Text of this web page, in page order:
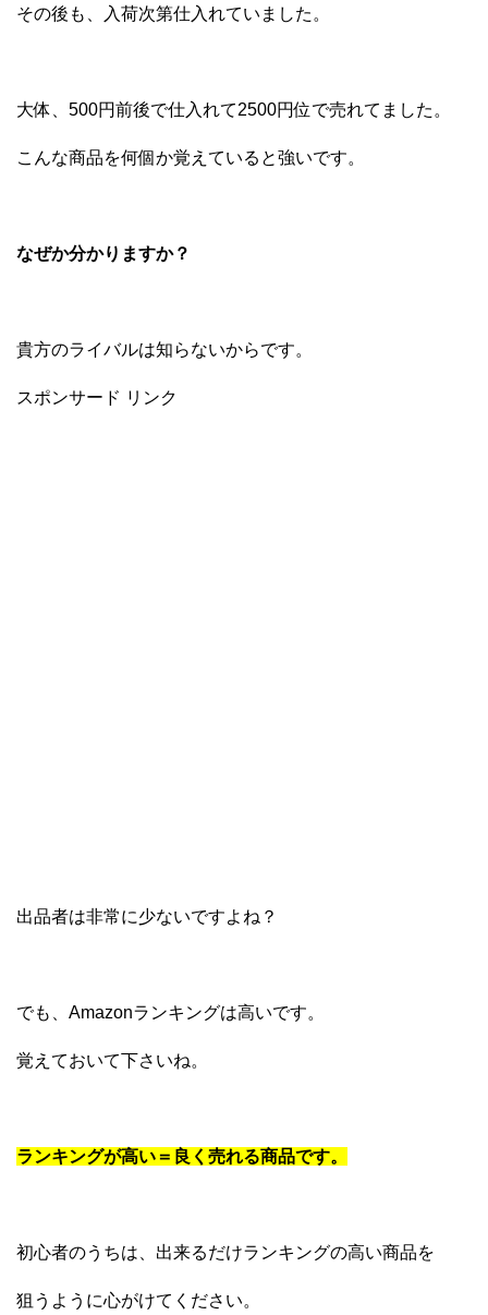
その後も、入荷次第仕入れていました。
大体、500円前後で仕入れて2500円位で売れてました。
こんな商品を何個か覚えていると強いです。
なぜか分かりますか？
貴方のライバルは知らないからです。
スポンサード リンク
出品者は非常に少ないですよね？
でも、Amazonランキングは高いです。
覚えておいて下さいね。
ランキングが高い＝良く売れる商品です。
初心者のうちは、出来るだけランキングの高い商品を
狙うように心がけてください。